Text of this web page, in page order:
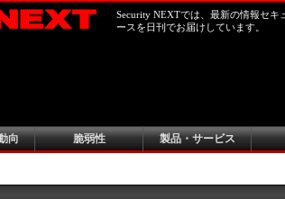
Security NEXTでは、最新の情報セキ
ースを日刊でお届けしています。
向 脆弱性 製品・サービス